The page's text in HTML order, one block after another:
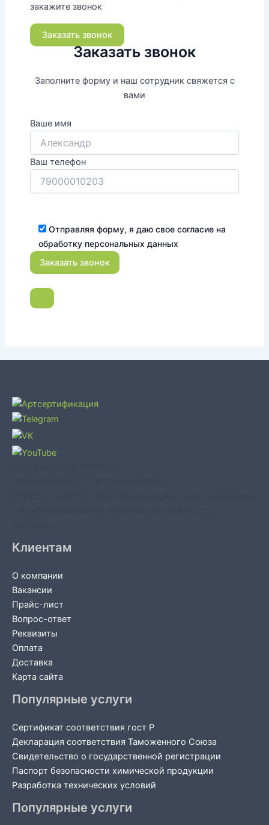
закажите звонок
Заказать звонок
Заказать звонок
Заполните форму и наш сотрудник свяжется с
вами
Ваше имя
Ваш телефон
Отправляя форму, я даю свое согласие на
обработку персональных данных
Клиентам
О компании
Вакансии
Прайс-лист
Вопрос-ответ
Реквизиты
Оплата
Доставка
Карта сайта
Популярные услуги
Сертификат соответствия гост Р
Декларация соответствия Таможенного Союза
Свидетельство о государственной регистрации
Паспорт безопасности химической продукции
Разработка технических условий
Популярные услуги